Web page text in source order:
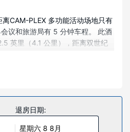
CAM-PLEX 多功能活动场地只有
议和旅游局有 5 分钟车程。 此酒
英里（4.1 公里），距离双世纪
高档床上用品。提供免费有线和
联系；另提供有线频道，可满足
浴/盆浴组合和吹风机。
退房日期:
星期六 8 8月